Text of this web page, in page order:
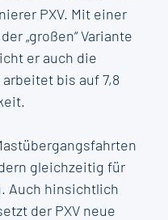
PXV. Mit einer
„großen“ Variante
er auch die
bis auf 7,8
gleichzeitig für
Auch hinsichtlich
der PXV neue